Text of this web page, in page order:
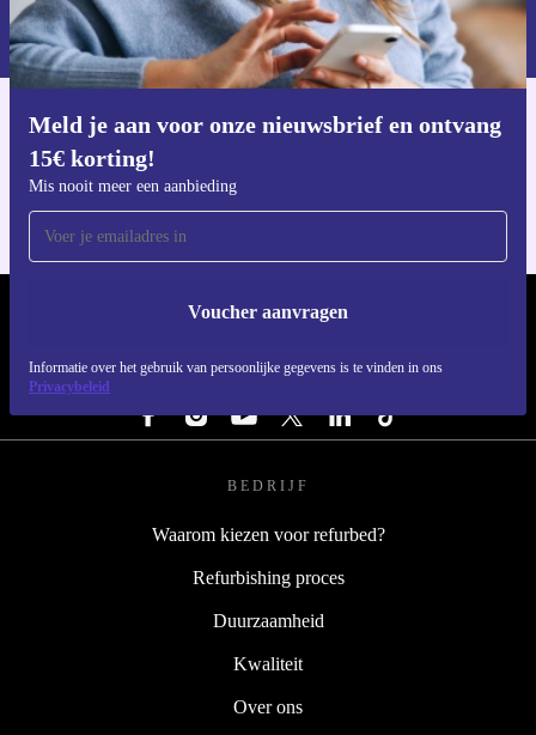
Meld je aan voor onze nieuwsbrief en ontvang
15€ korting!
Mis nooit meer een aanbieding
Voucher aanvragen
Informatie over het gebruik van persoonlijke gegevens is te vinden in ons
Privacybeleid
Informatie over het gebruik van persoonsgegevens vind je in ons
privacybeleid
Download de refurbed app
REFURBED NEDERLAND - RETHINK NEW.
VOLG ONS
BEDRIJF
Waarom kiezen voor refurbed?
Refurbishing proces
Duurzaamheid
Kwaliteit
Over ons